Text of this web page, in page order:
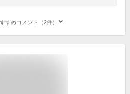
すめコメント（2件）